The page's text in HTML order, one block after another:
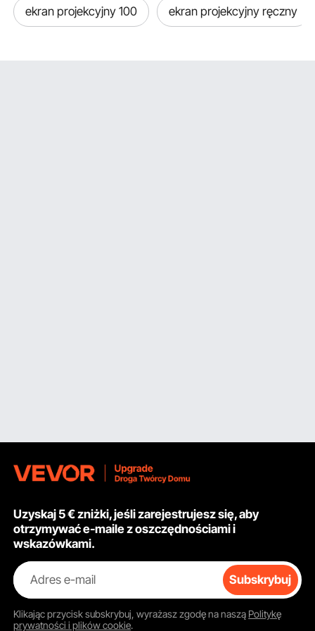
stanowiska
sterowania,
ekran projekcyjny 100 ekran projekcyjny ręczny
Uzyskaj 5 € zniżki, jeśli zarejestrujesz się, aby
otrzymywać e-maile z oszczędnościami i
wskazówkami.
Adres e-mail Subskrybuj
Klikając przycisksubskrybuj, wyrażasz zgodę na naszą Politykę
prywatności i plików cookie.